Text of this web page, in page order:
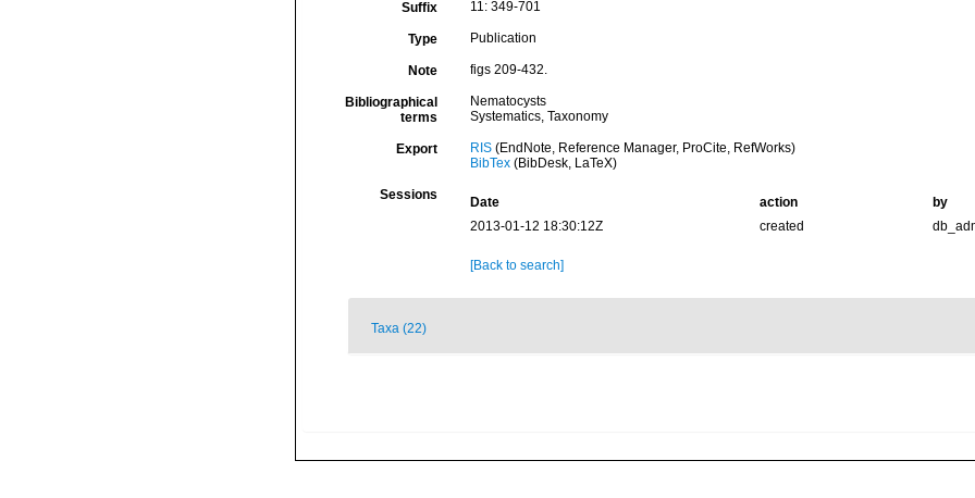
Suffix 11: 349-701
Type Publication
Note figs 209-432.
Bibliographical
terms
Nematocysts
Systematics, Taxonomy
Export RIS(EndNote, Reference Manager, ProCite, RefWorks)
BibTex(BibDesk, LaTeX)
Sessions Date action
by
2013-01-12 18:30:12Z
created
[Back to search]
Taxa (22)